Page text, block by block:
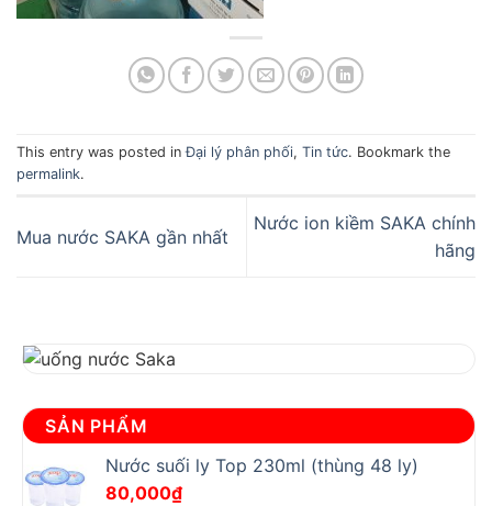
This entry was posted inĐại lý phân phối, Tin tức. Bookmark the
permalink.
Mua nước SAKA gần nhất
Nước ion kiềm SAKA chính
hãng
SẢN PHẨM
Nước suối ly Top 230ml (thùng 48 ly)
80,000₫